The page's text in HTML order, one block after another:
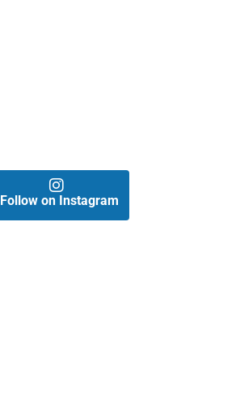
Follow on Instagram